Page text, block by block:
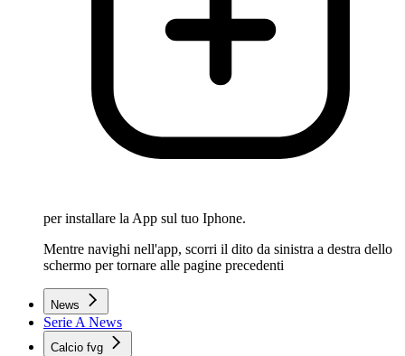
per installare la App sul tuo Iphone.
Mentre navighi nell'app, scorri il dito da sinistra a destra dello
schermo per tornare alle pagine precedenti
News
Serie A News
Calcio fvg